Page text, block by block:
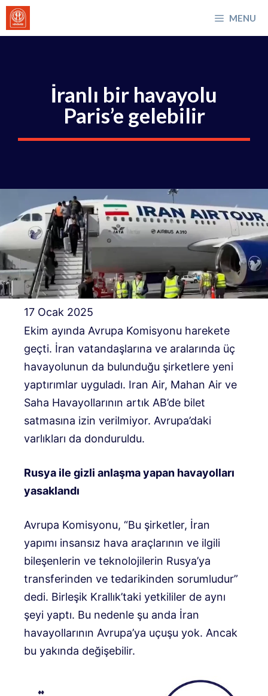
İçeriğe
atla
MENU
İranlı bir havayolu
Paris’e gelebilir
17 Ocak 2025
Ekim ayında Avrupa Komisyonu harekete
geçti. İran vatandaşlarına ve aralarında üç
havayolunun da bulunduğu şirketlere yeni
yaptırımlar uyguladı. Iran Air, Mahan Air ve
Saha Havayollarının artık AB’de bilet
satmasına izin verilmiyor. Avrupa’daki
varlıkları da donduruldu.
Rusya ile gizli anlaşma yapan havayolları
yasaklandı
Avrupa Komisyonu, “Bu şirketler, İran
yapımı insansız hava araçlarının ve ilgili
bileşenlerin ve teknolojilerin Rusya’ya
transferinden ve tedarikinden sorumludur”
dedi. Birleşik Krallık’taki yetkililer de aynı
şeyi yaptı. Bu nedenle şu anda İran
havayollarının Avrupa’ya uçuşu yok. Ancak
bu yakında değişebilir.